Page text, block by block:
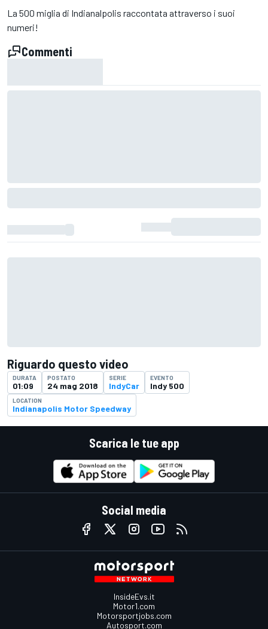
La 500 miglia di Indianalpolis raccontata attraverso i suoi
numeri!
Commenti
Riguardo questo video
DURATA
01:09
POSTATO
24 mag 2018
SERIE
IndyCar
EVENTO
Indy 500
LOCATION
Indianapolis Motor Speedway
Scarica le tue app
Social media
InsideEvs.it
Motor1.com
Motorsportjobs.com
Autosport.com